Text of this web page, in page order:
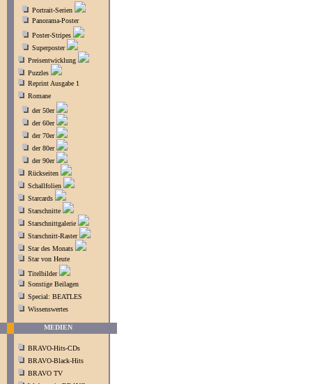
Portrait-Serien
Panorama-Poster
Poster-Stripes
Superposter
Preisentwicklung
Puzzles
Reprint Ausgabe 1
Romane
der 50er
der 60er
der 70er
der 80er
der 90er
Rückseiten
Schallfolien
Starcards
Starschnitte
Starschnittgalerie
Starschnitt-Raster
Star des Monats
Star von Heute
Titelbilder
Sonstige Beilagen
Special: BEATLES
Wissenswertes
MEDIEN
BRAVO-Hits-CDs
BRAVO-Black-Hits
BRAVO TV